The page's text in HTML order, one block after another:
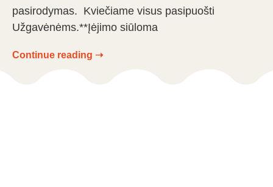
pasirodymas. Kviečiame visus pasipuošti
Užgavėnėms.**Įėjimo siūloma
Continue reading ➝